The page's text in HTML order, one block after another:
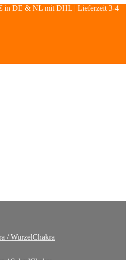
in DE & NL mit DHL | Lieferzeit 3-4
/ WurzelChakra